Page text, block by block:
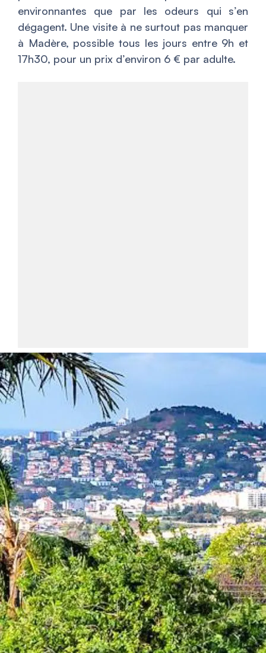
environnantes que par les odeurs qui s’en
dégagent. Une visite à ne surtout pas manquer
à Madère, possible tous les jours entre 9h et
17h30, pour un prix d’environ 6 € par adulte.